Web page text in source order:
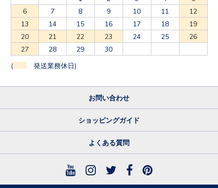
6
7 8 9 10 11
12
13
14 15 16 17 18
19
20
21 22 23 24 25
26
27
28 29 30
( 発送業務休日)
お問い合わせ
ショッピングガイド
よくある質問